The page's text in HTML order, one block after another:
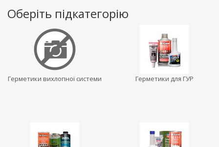
Оберіть підкатегорію
Герметики вихлопної системи Герметики для ГУР